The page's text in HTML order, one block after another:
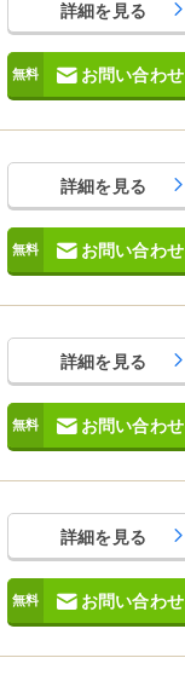
詳細を見る
お問い合わせ
詳細を見る
お問い合わせ
詳細を見る
お問い合わせ
詳細を見る
お問い合わせ